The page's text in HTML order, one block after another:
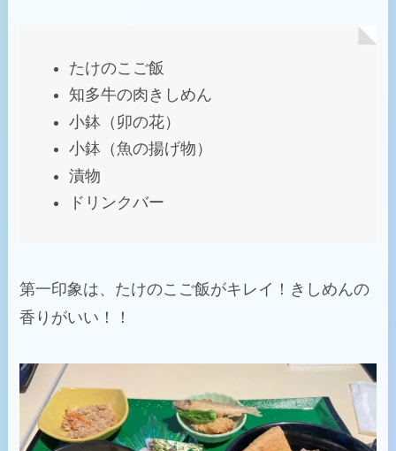
たけのこご飯
知多牛の肉きしめん
小鉢（卯の花）
小鉢（魚の揚げ物）
漬物
ドリンクバー
第一印象は、たけのこご飯がキレイ！きしめんの
香りがいい！！